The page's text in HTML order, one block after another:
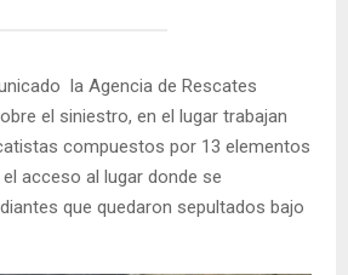
la Agencia de Rescates
el siniestro, en el lugar trabajan
compuestos por 13 elementos
acceso al lugar donde se
que quedaron sepultados bajo